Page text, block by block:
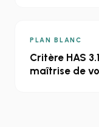
PLAN BLANC
Critère HAS
maîtrise de